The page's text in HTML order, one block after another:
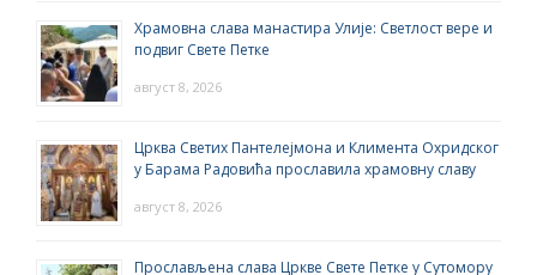
Храмовна слава манастира Улије: Светлост вере и
подвиг Свете Петке
август 8, 2026
Црква Светих Пантелејмона и Климента Охридског
у Барама Радовића прославила храмовну славу
август 8, 2026
Прослављена слава Цркве Свете Петке у Сутомору